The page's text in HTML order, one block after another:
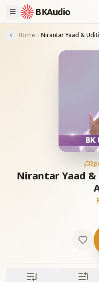
BKAudio
Home
Nirantar Yaad